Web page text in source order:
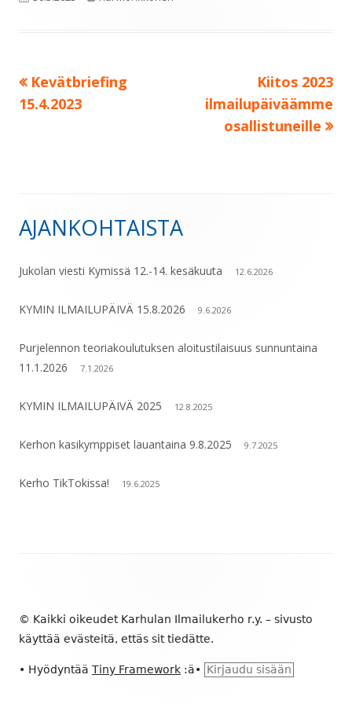
Artikkelien
Edellinen:
Kevätbriefing
15.4.2023
Seuraava:
Kiitos 2023
ilmailupäiväämme
osallistuneille
Sivupalkki
AJANKOHTAISTA
Jukolan viesti Kymissä 12.-14. kesäkuuta 12.6.2026
KYMIN ILMAILUPÄIVÄ 15.8.2026 9.6.2026
Purjelennon teoriakoulutuksen aloitustilaisuus sunnuntaina
11.1.2026
7.1.2026
KYMIN ILMAILUPÄIVÄ 2025 12.8.2025
Kerhon kasikymppiset lauantaina 9.8.2025 9.7.2025
Kerho TikTokissa! 19.6.2025
© Kaikki oikeudet Karhulan Ilmailukerho r.y. – sivusto
käyttää evästeitä, ettäs sit tiedätte.
• Hyödyntää Tiny Framework :ä• Kirjaudu sisään